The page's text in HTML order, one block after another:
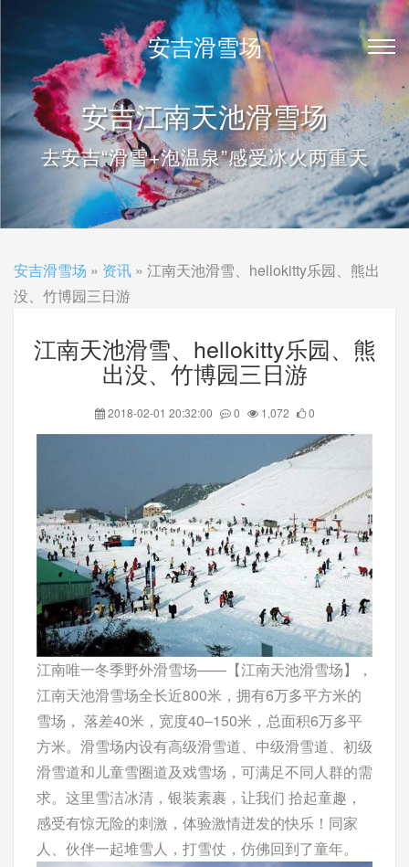
安吉滑雪场
安吉江南天池滑雪场
去安吉“滑雪+泡温泉”感受冰火两重天
安吉滑雪场 » 资讯 » 江南天池滑雪、hellokitty乐园、熊出
没、竹博园三日游
江南天池滑雪、hellokitty乐园、熊
出没、竹博园三日游
2018-02-01 20:32:00 0 1,072 0
江南唯一冬季野外滑雪场——【江南天池滑雪场】，
江南天池滑雪场全长近800米，拥有6万多平方米的
雪场， 落差40米，宽度40–150米，总面积6万多平
方米。滑雪场内设有高级滑雪道、中级滑雪道、初级
滑雪道和儿童雪圈道及戏雪场，可满足不同人群的需
求。这里雪洁冰清，银装素裹，让我们 拾起童趣，
感受有惊无险的刺激，体验激情迸发的快乐！同家
人、伙伴一起堆雪人，打雪仗，仿佛回到了童年。